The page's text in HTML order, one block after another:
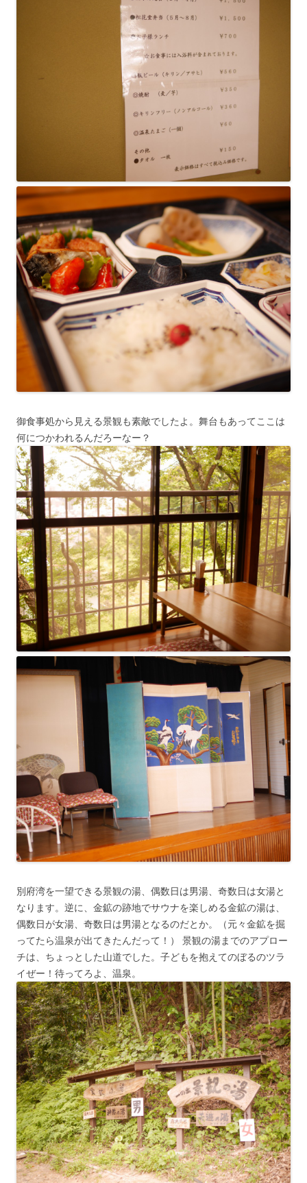
御食事処から見える景観も素敵でしたよ。舞台もあってここは
何につかわれるんだろーなー？
別府湾を一望できる景観の湯、偶数日は男湯、奇数日は女湯と
なります。逆に、金鉱の跡地でサウナを楽しめる金鉱の湯は、
偶数日が女湯、奇数日は男湯となるのだとか。（元々金鉱を掘
ってたら温泉が出てきたんだって！） 景観の湯までのアプロー
チは、ちょっとした山道でした。子どもを抱えてのぼるのツラ
イぜー！待ってろよ、温泉。